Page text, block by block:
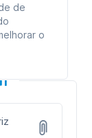
de
o